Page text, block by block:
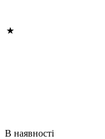
В наявності